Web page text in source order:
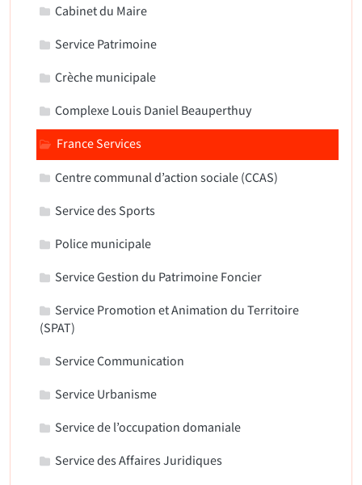
Cabinet du Maire
Service Patrimoine
Crèche municipale
Complexe Louis Daniel Beauperthuy
France Services
Centre communal d’action sociale (CCAS)
Service des Sports
Police municipale
Service Gestion du Patrimoine Foncier
Service Promotion et Animation du Territoire
(SPAT)
Service Communication
Service Urbanisme
Service de l’occupation domaniale
Service des Affaires Juridiques